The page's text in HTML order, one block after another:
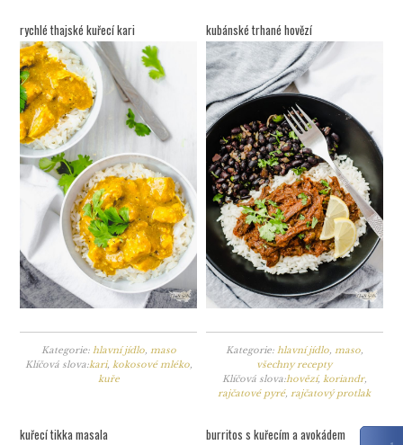
rychlé thajské kuřecí kari
Kategorie: hlavní jídlo, maso
Klíčová slova:kari, kokosové mléko,
kuře
kubánské trhané hovězí
Kategorie: hlavní jídlo, maso,
všechny recepty
Klíčová slova:hovězí, koriandr,
rajčatové pyré,rajčatový protlak
kuřecí tikka masala burritos s kuřecím a avokádem